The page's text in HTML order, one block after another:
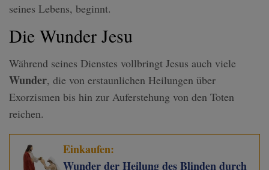
seines Lebens, beginnt.
Die Wunder Jesu
Während seines Dienstes vollbringt Jesus auch viele
Wunder, die von erstaunlichen Heilungen über
Exorzismen bis hin zur Auferstehung von den Toten
reichen.
Einkaufen:
Wunder der Heilung des Blinden durch